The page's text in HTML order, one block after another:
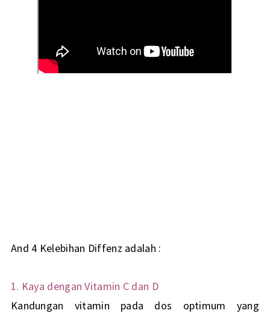
And 4 Kelebihan Diffenz adalah :
1. Kaya dengan Vitamin C dan D
Kandungan vitamin pada dos optimum yang